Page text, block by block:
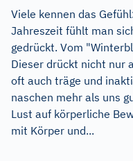
Viele kennen das
Jahreszeit fühlt man
gedrückt. Vom
Dieser drückt nicht nur
oft auch träge und
naschen mehr als uns
Lust auf körperliche
mit Körper und...